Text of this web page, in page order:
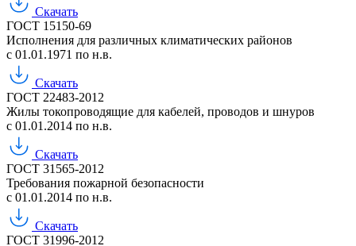
Скачать
ГОСТ 15150-69
Исполнения для различных климатических районов
с 01.01.1971 по н.в.
Скачать
ГОСТ 22483-2012
Жилы токопроводящие для кабелей, проводов и шнуров
с 01.01.2014 по н.в.
Скачать
ГОСТ 31565-2012
Требования пожарной безопасности
с 01.01.2014 по н.в.
Скачать
ГОСТ 31996-2012